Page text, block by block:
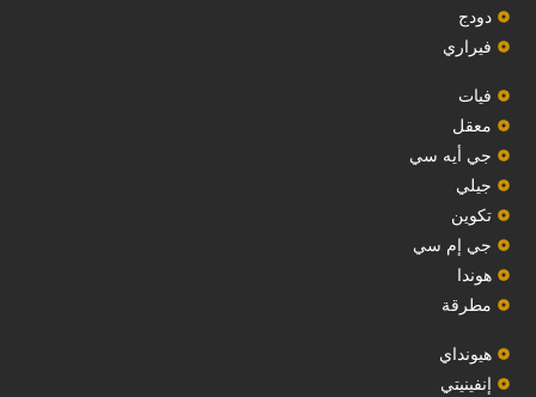
دودج
فيراري
فيات
معقل
‏جي أيه سي‏
جيلي
‏تكوين‏
جي إم سي
هوندا
مطرقة
هيونداي
إنفينيتي